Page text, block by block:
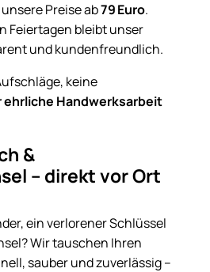
Preise ab79 Euro.
Feiertagen bleibt unser
und kundenfreundlich.
keine
ehrliche Handwerksarbeit
&
– direkt vor Ort
ein verlorener Schlüssel
Wir tauschen Ihren
sauber und zuverlässig –